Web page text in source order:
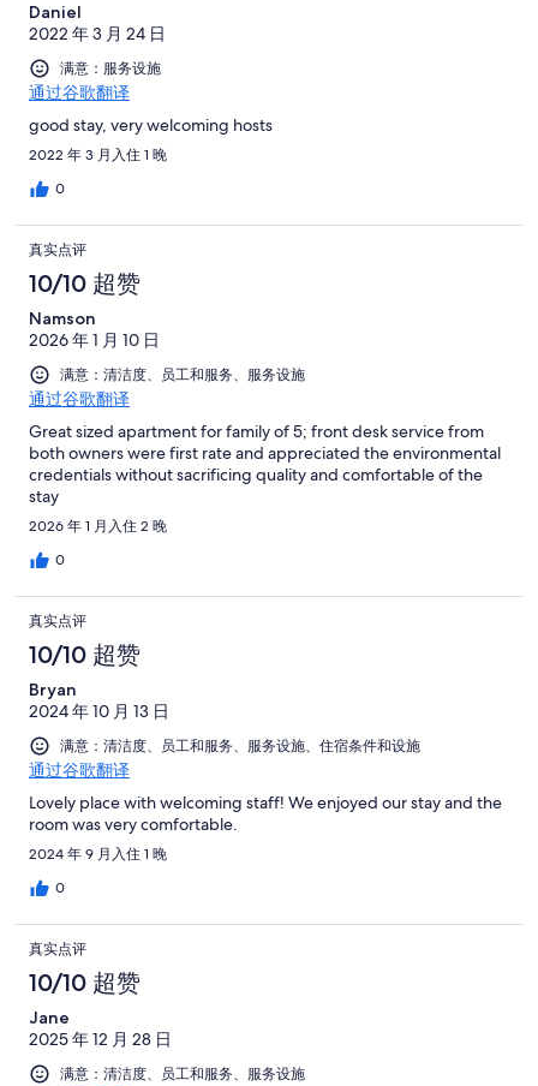
Daniel
2022 年 3 月 24 日
满意：服务设施
通过谷歌翻译
good stay, very welcoming hosts
2022 年 3 月入住 1 晚
0
真实点评
10/10 超赞
Namson
2026 年 1 月 10 日
满意：清洁度、员工和服务、服务设施
通过谷歌翻译
Great sized apartment for family of 5; front desk service from
both owners were first rate and appreciated the environmental
credentials without sacrificing quality and comfortable of the
stay
2026 年 1 月入住 2 晚
0
真实点评
10/10 超赞
Bryan
2024 年 10 月 13 日
满意：清洁度、员工和服务、服务设施、住宿条件和设施
通过谷歌翻译
Lovely place with welcoming staff! We enjoyed our stay and the
room was very comfortable.
2024 年 9 月入住 1 晚
0
真实点评
10/10 超赞
Jane
2025 年 12 月 28 日
满意：清洁度、员工和服务、服务设施